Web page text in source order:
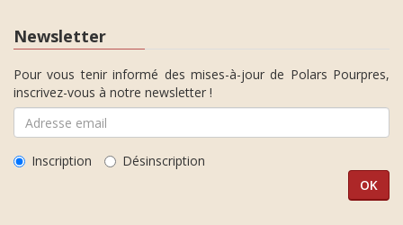
Newsletter
Pour vous tenir informé des mises-à-jour de Polars Pourpres,
inscrivez-vous à notre newsletter !
Inscription Désinscription